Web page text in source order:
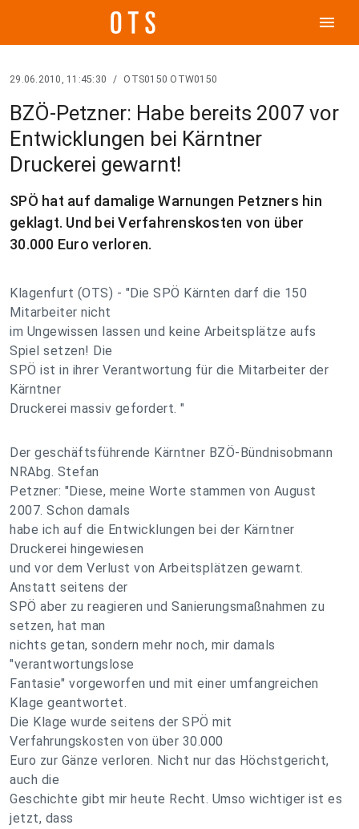
menu
29.06.2010, 11:45:30 / OTS0150 OTW0150
BZÖ-Petzner: Habe bereits 2007 vor
Entwicklungen bei Kärntner
Druckerei gewarnt!
SPÖ hat auf damalige Warnungen Petzners hin
geklagt. Und bei Verfahrenskosten von über
30.000 Euro verloren.
Klagenfurt (OTS) - "Die SPÖ Kärnten darf die 150
Mitarbeiter nicht
im Ungewissen lassen und keine Arbeitsplätze aufs
Spiel setzen! Die
SPÖ ist in ihrer Verantwortung für die Mitarbeiter der
Kärntner
Druckerei massiv gefordert. "
Der geschäftsführende Kärntner BZÖ-Bündnisobmann
NRAbg. Stefan
Petzner: "Diese, meine Worte stammen von August
2007. Schon damals
habe ich auf die Entwicklungen bei der Kärntner
Druckerei hingewiesen
und vor dem Verlust von Arbeitsplätzen gewarnt.
Anstatt seitens der
SPÖ aber zu reagieren und Sanierungsmaßnahmen zu
setzen, hat man
nichts getan, sondern mehr noch, mir damals
"verantwortungslose
Fantasie" vorgeworfen und mit einer umfangreichen
Klage geantwortet.
Die Klage wurde seitens der SPÖ mit
Verfahrungskosten von über 30.000
Euro zur Gänze verloren. Nicht nur das Höchstgericht,
auch die
Geschichte gibt mir heute Recht. Umso wichtiger ist es
jetzt, dass